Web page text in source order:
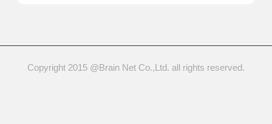
Copyright 2015 @Brain Net Co.,Ltd. all rights reserved.